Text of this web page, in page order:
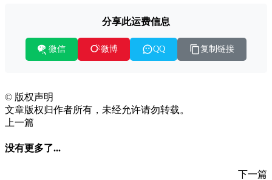
分享此运费信息
微信 微博 QQ 复制链接
© 版权声明
文章版权归作者所有，未经允许请勿转载。
上一篇
没有更多了...
下一篇